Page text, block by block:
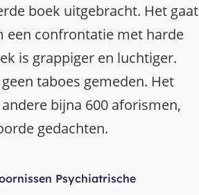
boek uitgebracht. Het gaat
een confrontatie met harde
is grappiger en luchtiger.
taboes gemeden. Het
bijna 600 aforismen,
gedachten.
Psychiatrische